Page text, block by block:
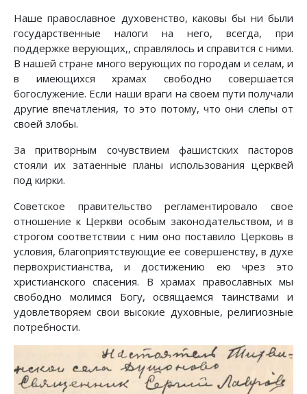
Наше православное духовенство, каковы бы ни были
государственные налоги на него, всегда, при
поддержке верующих,, справлялось и справится с ними.
В нашей стране много верующих по городам и селам, и
в имеющихся храмах свободно совершается
богослужение. Если наши враги на своем пути получали
другие впечатления, то это потому, что они слепы от
своей злобы.
За притворным сочувствием фашистских пасторов
стояли их затаенные планы использования церквей
под кирки.
Советское правительство регламентировало свое
отношение к Церкви особым законодательством, и в
строгом соответствии с ним оно поставило Церковь в
условия, благоприятствующие ее совершенству, в духе
первохристианства, и достижению ею чрез это
христианского спасения. В храмах православных мы
свободно молимся Богу, освящаемся таинствами и
удовлетворяем свои высокие духовные, религиозные
потребности.